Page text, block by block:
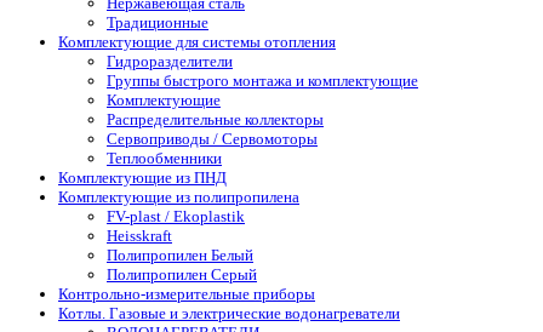
Традиционные
Комплектующие для системы отопления
Гидроразделители
Группы быстрого монтажа и комплектующие
Комплектующие
Распределительные коллекторы
Сервоприводы / Сервомоторы
Теплообменники
Комплектующие из ПНД
Комплектующие из полипропилена
FV-plast / Ekoplastik
Heisskraft
Полипропилен Белый
Полипропилен Серый
Контрольно-измерительные приборы
Котлы. Газовые и электрические водонагреватели